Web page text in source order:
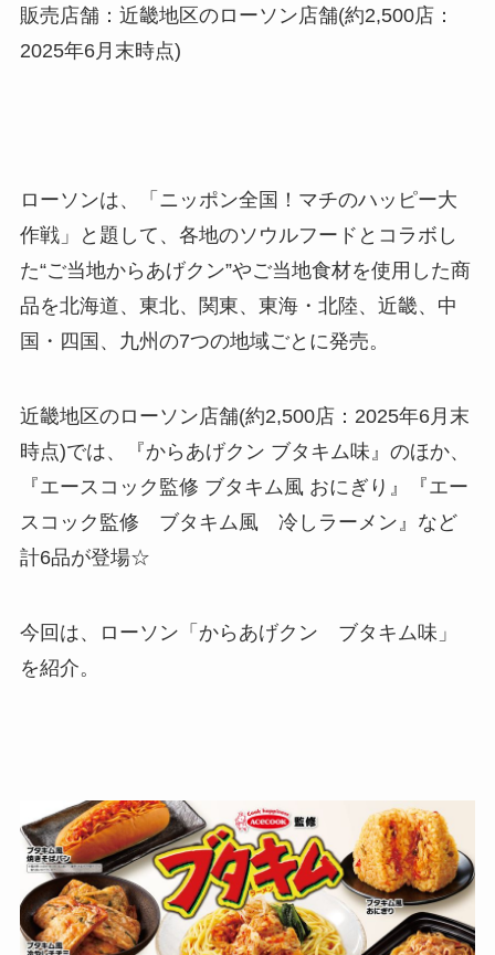
販売店舗：近畿地区のローソン店舗(約2,500店：
2025年6月末時点)
ローソンは、「ニッポン全国！マチのハッピー大
作戦」と題して、各地のソウルフードとコラボし
た“ご当地からあげクン”やご当地食材を使用した商
品を北海道、東北、関東、東海・北陸、近畿、中
国・四国、九州の7つの地域ごとに発売。
近畿地区のローソン店舗(約2,500店：2025年6月末
時点)では、『からあげクン ブタキム味』のほか、
『エースコック監修 ブタキム風 おにぎり』『エー
スコック監修 ブタキム風 冷しラーメン』など
計6品が登場☆
今回は、ローソン「からあげクン ブタキム味」
を紹介。